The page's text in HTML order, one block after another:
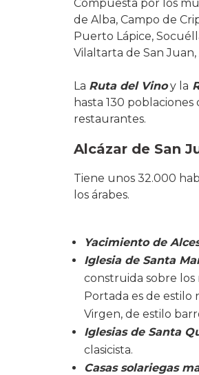
Compuesta por los
de Alba, Campo de
Puerto Lápice,
Vilaltarta de San
La Ruta del Vinoy la
hasta 130
restaurantes.
Alcázar de San
Tiene unos 32.000
los árabes.
Yacimiento de
Iglesia de Santa
construida sobre
Portada es de estilo
Virgen, de estilo
Iglesias de Santa
clasicista.
Casas solariegas